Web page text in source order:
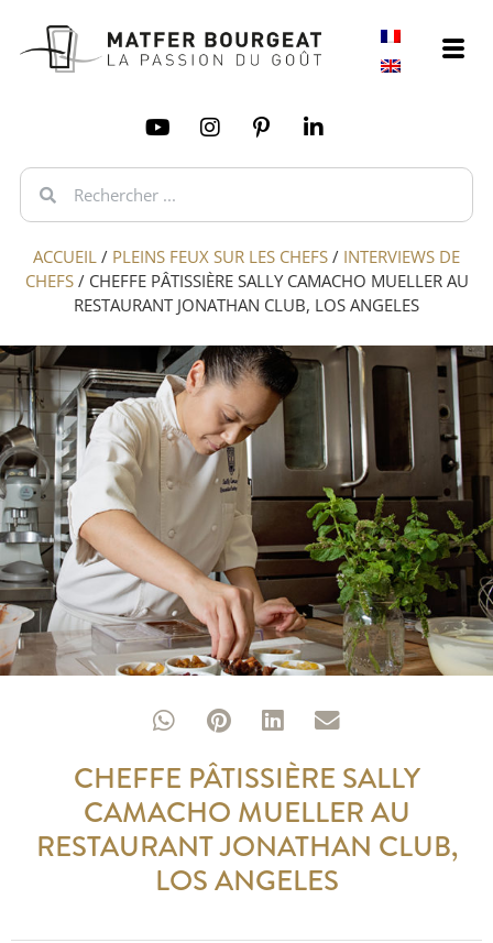
ACCUEIL / PLEINS FEUX SUR LES CHEFS / INTERVIEWS DE
CHEFS/ CHEFFE PÂTISSIÈRE SALLY CAMACHO MUELLER AU
RESTAURANT JONATHAN CLUB, LOS ANGELES
CHEFFE PÂTISSIÈRE SALLY
CAMACHO MUELLER AU
RESTAURANT JONATHAN CLUB,
LOS ANGELES